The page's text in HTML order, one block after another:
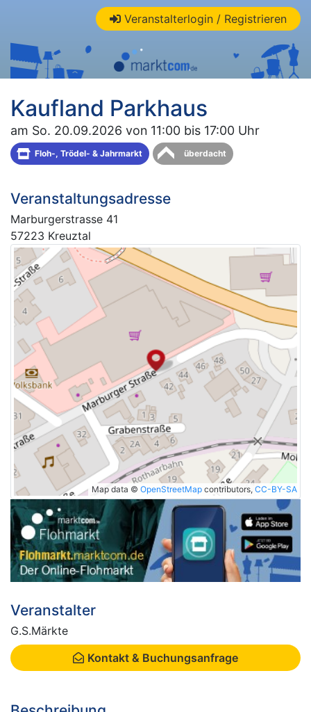
Veranstalterlogin / Registrieren
Kaufland Parkhaus
am So. 20.09.2026 von 11:00 bis 17:00 Uhr
Floh-, Trödel- & Jahrmarkt überdacht
Veranstaltungsadresse
Marburgerstrasse 41
57223 Kreuztal
Map data © OpenStreetMap contributors, CC-BY-SA
Veranstalter
G.S.Märkte
Kontakt & Buchungsanfrage